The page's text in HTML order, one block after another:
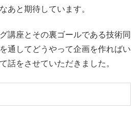
あと期待しています。
講座とその裏ゴールである技術同
通してどうやって企画を作ればい
話をさせていただきました。